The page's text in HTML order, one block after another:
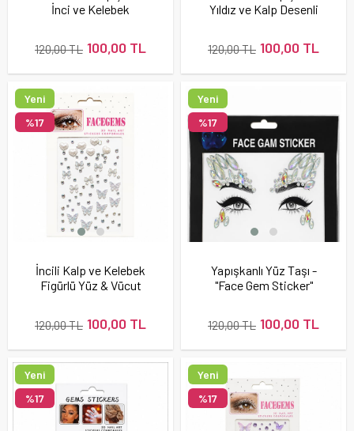
İnci ve Kelebek
100,00 TL
120,00 TL
Yıldız ve Kalp Desenli
100,00 TL
120,00 TL
İncili Kalp ve Kelebek
Figürlü Yüz & Vücut
100,00 TL
120,00 TL
Yeni
Ürün
%17
Yapışkanlı Yüz Taşı -
"Face Gem Sticker"
100,00 TL
120,00 TL
Yeni
Ürün
%17
Yeni
Ürün
%17
Yeni
Ürün
%17